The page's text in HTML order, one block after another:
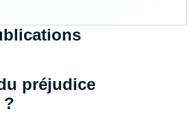
préjudice
?